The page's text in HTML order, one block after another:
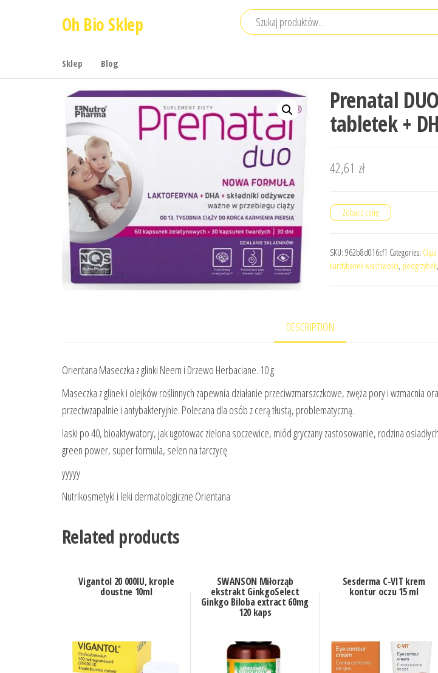
Oh Bio Sklep
Sklep Blog
Prenatal
tabletek +
42,61 zł
Zobacz cenę
SKU: 962b8d016cf1 Categories:
kurdybanek właściwości, podgrzybek,
DESCRIPTION
Orientana Maseczka z glinki Neem i Drzewo Herbaciane. 10 g
Maseczka z glinek i olejków roślinnych zapewnia działanie przeciwzmarszczkowe, zwęża pory i wzmacnia
przeciwzapalnie i antybakteryjnie. Polecana dla osób z cerą tłustą, problematyczną.
laski po 40, bioaktywatory, jak ugotowac zielona soczewice, miód gryczany zastosowanie, rodzina
green power, super formula, selen na tarczycę
yyyyy
Nutrikosmetyki i leki dermatologiczne Orientana
Related products
Vigantol 20 000IU, krople
doustne 10ml
SWANSON Miłorząb
ekstrakt GinkgoSelect
Ginkgo Biloba extract 60mg
120 kaps
Sesderma C-VIT krem
kontur oczu 15 ml